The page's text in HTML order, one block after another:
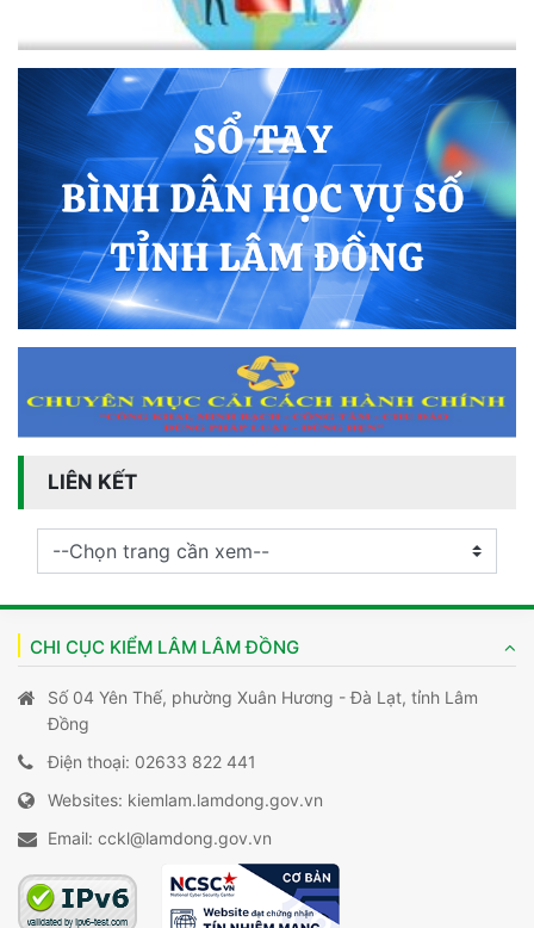
LIÊN KẾT
CHI CỤC KIỂM LÂM LÂM ĐỒNG
Số 04 Yên Thế, phường Xuân Hương - Đà Lạt, tỉnh Lâm
Đồng
Điện thoại: 02633 822 441
Websites: kiemlam.lamdong.gov.vn
Email: cckl@lamdong.gov.vn